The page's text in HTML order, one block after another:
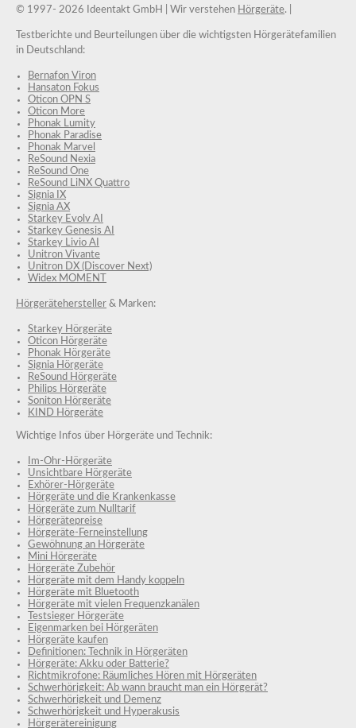
© 1997- 2026 Ideentakt GmbH | Wir verstehen Hörgeräte. |
Testberichte und Beurteilungen über die wichtigsten Hörgerätefamilien
in Deutschland:
Bernafon Viron
Hansaton Fokus
Oticon OPN S
Oticon More
Phonak Lumity
Phonak Paradise
Phonak Marvel
ReSound Nexia
ReSound One
ReSound LiNX Quattro
Signia IX
Signia AX
Starkey Evolv AI
Starkey Genesis AI
Starkey Livio AI
Unitron Vivante
Unitron DX (Discover Next)
Widex MOMENT
Hörgerätehersteller & Marken:
Starkey Hörgeräte
Oticon Hörgeräte
Phonak Hörgeräte
Signia Hörgeräte
ReSound Hörgeräte
Philips Hörgeräte
Soniton Hörgeräte
KIND Hörgeräte
Wichtige Infos über Hörgeräte und Technik:
Im-Ohr-Hörgeräte
Unsichtbare Hörgeräte
Exhörer-Hörgeräte
Hörgeräte und die Krankenkasse
Hörgeräte zum Nulltarif
Hörgerätepreise
Hörgeräte-Ferneinstellung
Gewöhnung an Hörgeräte
Mini Hörgeräte
Hörgeräte Zubehör
Hörgeräte mit dem Handy koppeln
Hörgeräte mit Bluetooth
Hörgeräte mit vielen Frequenzkanälen
Testsieger Hörgeräte
Eigenmarken bei Hörgeräten
Hörgeräte kaufen
Definitionen: Technik in Hörgeräten
Hörgeräte: Akku oder Batterie?
Richtmikrofone: Räumliches Hören mit Hörgeräten
Schwerhörigkeit: Ab wann braucht man ein Hörgerät?
Schwerhörigkeit und Demenz
Schwerhörigkeit und Hyperakusis
Hörgerätereinigung